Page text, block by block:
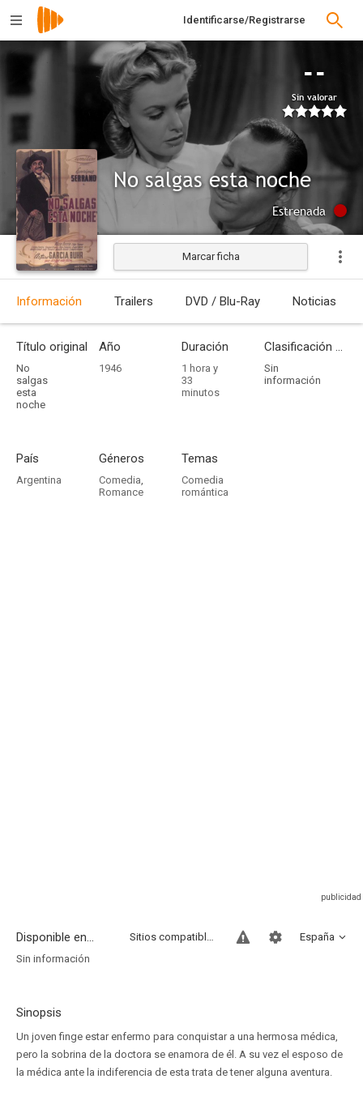
Identificarse/Registrarse
--
Sin valorar
No salgas esta noche
Estrenada
Marcar ficha
Información Trailers DVD / Blu-Ray Noticias
Título original
No
salgas
esta
noche
Año
1946
Duración
1 hora y
33
minutos
Clasificación por edades
Sin
información
País
Argentina
Géneros
Comedia,
Romance
Temas
Comedia
romántica
Disponible en... España
Sitios compatibles
Sin información
Sinopsis
Un joven finge estar enfermo para conquistar a una hermosa médica,
pero la sobrina de la doctora se enamora de él. A su vez el esposo de
la médica ante la indiferencia de esta trata de tener alguna aventura.